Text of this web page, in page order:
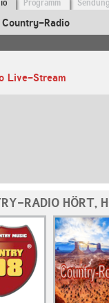
Programm
Radio
Live-Stream
RADIO HÖRT,